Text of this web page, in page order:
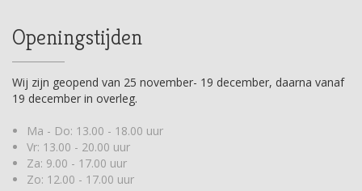
Openingstijden
Wij zijn geopend van 25 november- 19 december, daarna vanaf
19 december in overleg.
Ma - Do: 13.00 - 18.00 uur
Vr: 13.00 - 20.00 uur
Za: 9.00 - 17.00 uur
Zo: 12.00 - 17.00 uur